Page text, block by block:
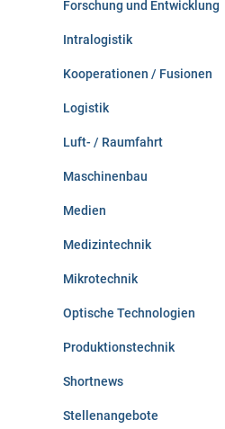
Forschung und Entwicklung
Intralogistik
Kooperationen / Fusionen
Logistik
Luft- / Raumfahrt
Maschinenbau
Medien
Medizintechnik
Mikrotechnik
Optische Technologien
Produktionstechnik
Shortnews
Stellenangebote